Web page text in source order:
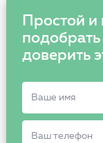
Простой
подобрать
доверить